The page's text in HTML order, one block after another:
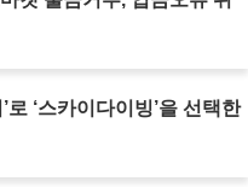
로 ‘스카이다이빙’을 선택한